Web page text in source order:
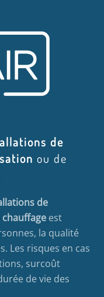
de
ou de
de
chauffage est
la qualité
Les risques en cas
surcoût
de vie des